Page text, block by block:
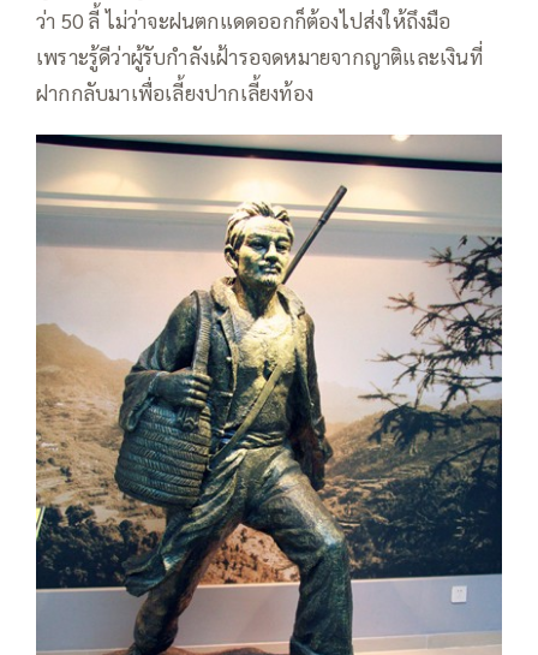
ว่า 50 ลี้ ไม่ว่าจะฝนตกแดดออกก็ต้องไปส่งให้ถึงมือ
เพราะรู้ดีว่าผู้รับกำลังเฝ้ารอจดหมายจากญาติและเงินที่
ฝากกลับมาเพื่อเลี้ยงปากเลี้ยงท้อง